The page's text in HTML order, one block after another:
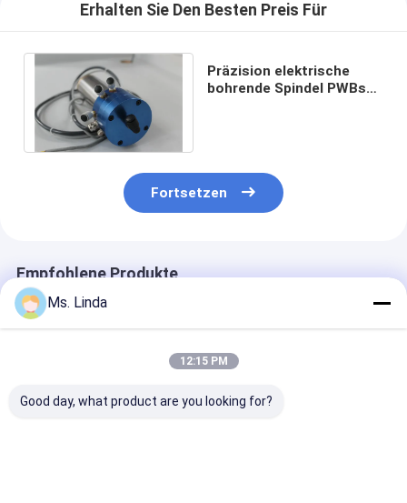
Erhalten Sie Den Besten Preis Für
Präzision elektrische
bohrende Spindel PWBs
Fortsetzen
Empfohlene Produkte
Ms. Linda
12:15 PM
Good day, what product are you looking for?